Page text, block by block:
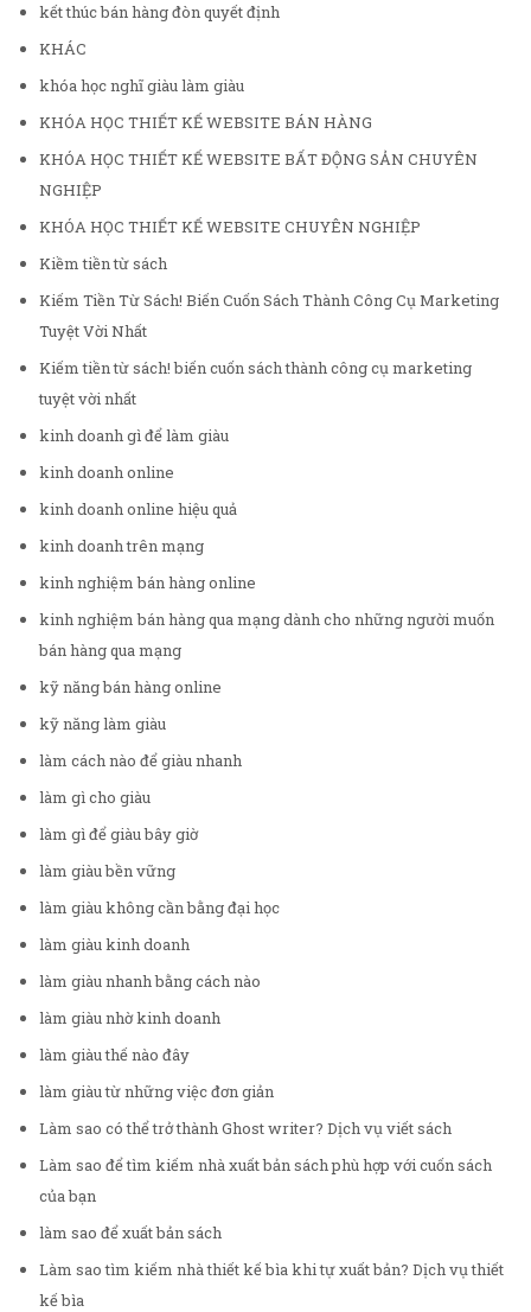
kết thúc bán hàng đòn quyết định
KHÁC
khóa học nghĩ giàu làm giàu
KHÓA HỌC THIẾT KẾ WEBSITE BÁN HÀNG
KHÓA HỌC THIẾT KẾ WEBSITE BẤT ĐỘNG SẢN CHUYÊN
NGHIỆP
KHÓA HỌC THIẾT KẾ WEBSITE CHUYÊN NGHIỆP
Kiềm tiền từ sách
Kiếm Tiền Từ Sách! Biến Cuốn Sách Thành Công Cụ Marketing
Tuyệt Vời Nhất
Kiếm tiền từ sách! biến cuốn sách thành công cụ marketing
tuyệt vời nhất
kinh doanh gì để làm giàu
kinh doanh online
kinh doanh online hiệu quả
kinh doanh trên mạng
kinh nghiệm bán hàng online
kinh nghiệm bán hàng qua mạng dành cho những người muốn
bán hàng qua mạng
kỹ năng bán hàng online
kỹ năng làm giàu
làm cách nào để giàu nhanh
làm gì cho giàu
làm gì để giàu bây giờ
làm giàu bền vững
làm giàu không cần bằng đại học
làm giàu kinh doanh
làm giàu nhanh bằng cách nào
làm giàu nhờ kinh doanh
làm giàu thế nào đây
làm giàu từ những việc đơn giản
Làm sao có thể trở thành Ghost writer? Dịch vụ viết sách
Làm sao để tìm kiếm nhà xuất bản sách phù hợp với cuốn sách
của bạn
làm sao để xuất bản sách
Làm sao tìm kiếm nhà thiết kế bìa khi tự xuất bản? Dịch vụ thiết
kế bìa